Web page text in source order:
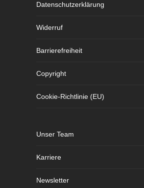
Datenschutzerklärung
Widerruf
Barrierefreiheit
Copyright
Cookie-Richtlinie (EU)
Unser Team
Karriere
Newsletter